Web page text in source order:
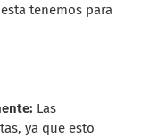
tenemos para
Las
ya que esto